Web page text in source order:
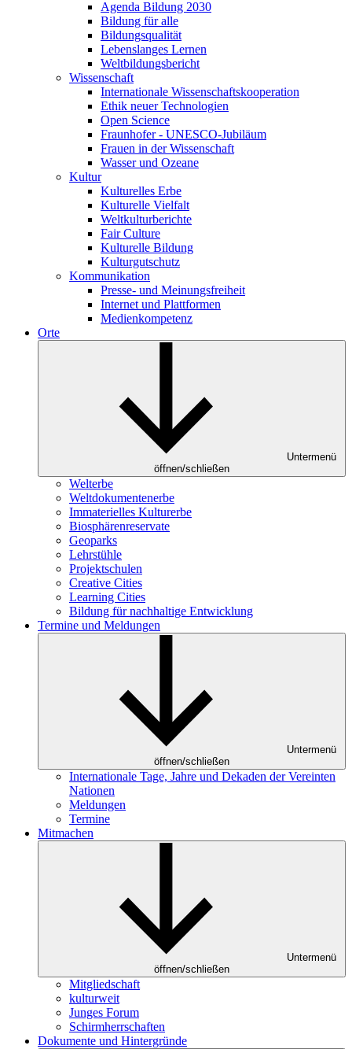
Agenda Bildung 2030
Bildung für alle
Bildungsqualität
Lebenslanges Lernen
Weltbildungsbericht
Wissenschaft
Internationale Wissenschaftskooperation
Ethik neuer Technologien
Open Science
Fraunhofer - UNESCO-Jubiläum
Frauen in der Wissenschaft
Wasser und Ozeane
Kultur
Kulturelles Erbe
Kulturelle Vielfalt
Weltkulturberichte
Fair Culture
Kulturelle Bildung
Kulturgutschutz
Kommunikation
Presse- und Meinungsfreiheit
Internet und Plattformen
Medienkompetenz
Orte
Untermenü
öffnen/schließen
Welterbe
Weltdokumentenerbe
Immaterielles Kulturerbe
Biosphärenreservate
Geoparks
Lehrstühle
Projektschulen
Creative Cities
Learning Cities
Bildung für nachhaltige Entwicklung
Termine und Meldungen
Untermenü
öffnen/schließen
Internationale Tage, Jahre und Dekaden der Vereinten
Nationen
Meldungen
Termine
Mitmachen
Untermenü
öffnen/schließen
Mitgliedschaft
kulturweit
Junges Forum
Schirmherrschaften
Dokumente und Hintergründe